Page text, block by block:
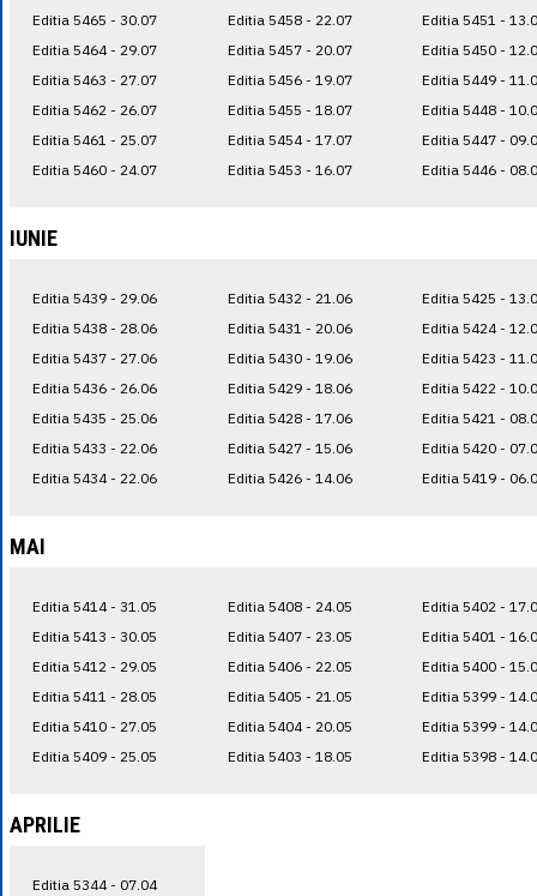
Editia 5465 - 30.07
Editia 5464 - 29.07
Editia 5463 - 27.07
Editia 5462 - 26.07
Editia 5461 - 25.07
Editia 5460 - 24.07
Editia 5458 - 22.07
Editia 5457 - 20.07
Editia 5456 - 19.07
Editia 5455 - 18.07
Editia 5454 - 17.07
Editia 5453 - 16.07
Editia 5451 -
Editia 5450 -
Editia 5449 -
Editia 5448 -
Editia 5447 -
Editia 5446 -
IUNIE
Editia 5439 - 29.06
Editia 5438 - 28.06
Editia 5437 - 27.06
Editia 5436 - 26.06
Editia 5435 - 25.06
Editia 5433 - 22.06
Editia 5434 - 22.06
Editia 5432 - 21.06
Editia 5431 - 20.06
Editia 5430 - 19.06
Editia 5429 - 18.06
Editia 5428 - 17.06
Editia 5427 - 15.06
Editia 5426 - 14.06
Editia 5425 -
Editia 5424 -
Editia 5423 -
Editia 5422 -
Editia 5421 -
Editia 5420 -
Editia 5419 -
MAI
Editia 5414 - 31.05
Editia 5413 - 30.05
Editia 5412 - 29.05
Editia 5411 - 28.05
Editia 5410 - 27.05
Editia 5409 - 25.05
Editia 5408 - 24.05
Editia 5407 - 23.05
Editia 5406 - 22.05
Editia 5405 - 21.05
Editia 5404 - 20.05
Editia 5403 - 18.05
Editia 5402 -
Editia 5401 -
Editia 5400 -
Editia 5399 -
Editia 5399 -
Editia 5398 -
APRILIE
Editia 5344 - 07.04